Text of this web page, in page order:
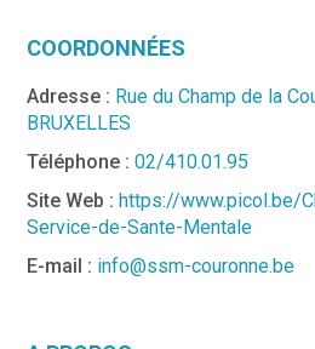
COORDONNÉES
Adresse : Rue du Champ de la
BRUXELLES
Téléphone :02/410.01.95
Site Web : https://www.picol.be/
Service-de-Sante-Mentale
E-mail : info@ssm-couronne.be